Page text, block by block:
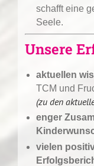
schafft eine
Seele.
Unsere
aktuellen
TCM und
(zu den
enger
vielen